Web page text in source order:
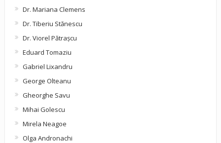
Dr. Mariana Clemens
Dr. Tiberiu Stănescu
Dr. Viorel Pătraşcu
Eduard Tomaziu
Gabriel Lixandru
George Olteanu
Gheorghe Savu
Mihai Golescu
Mirela Neagoe
Olga Andronachi